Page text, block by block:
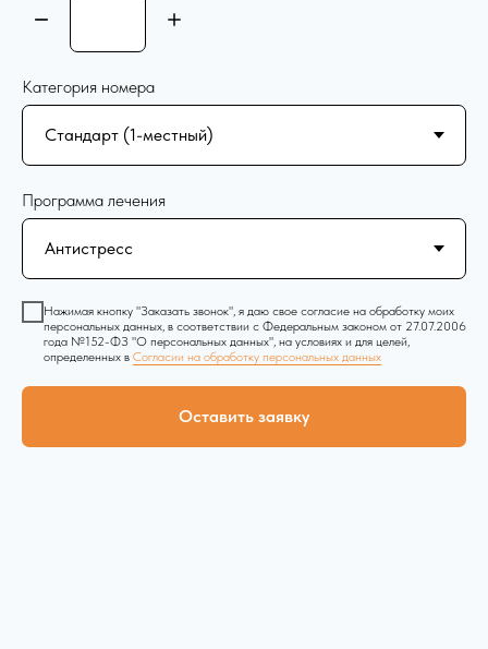
Категория номера
Программа лечения
Нажимая кнопку "Заказать звонок", я даю свое согласие на обработку моих
персональных данных, в соответствии с Федеральным законом от 27.07.2006
года №152-ФЗ "О персональных данных", на условиях и для целей,
определенных в Согласии на обработку персональных данных
Оставить заявку